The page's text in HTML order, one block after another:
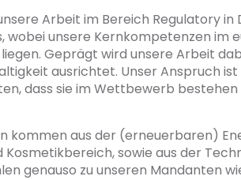
Arbeit im Bereich Regulatory
unsere Kernkompetenzen im
Geprägt wird unsere Arbeit
ausrichtet. Unser Anspruch
dass sie im Wettbewerb
kommen aus der (erneuerbaren)
sowie aus der
genauso zu unseren Mandanten